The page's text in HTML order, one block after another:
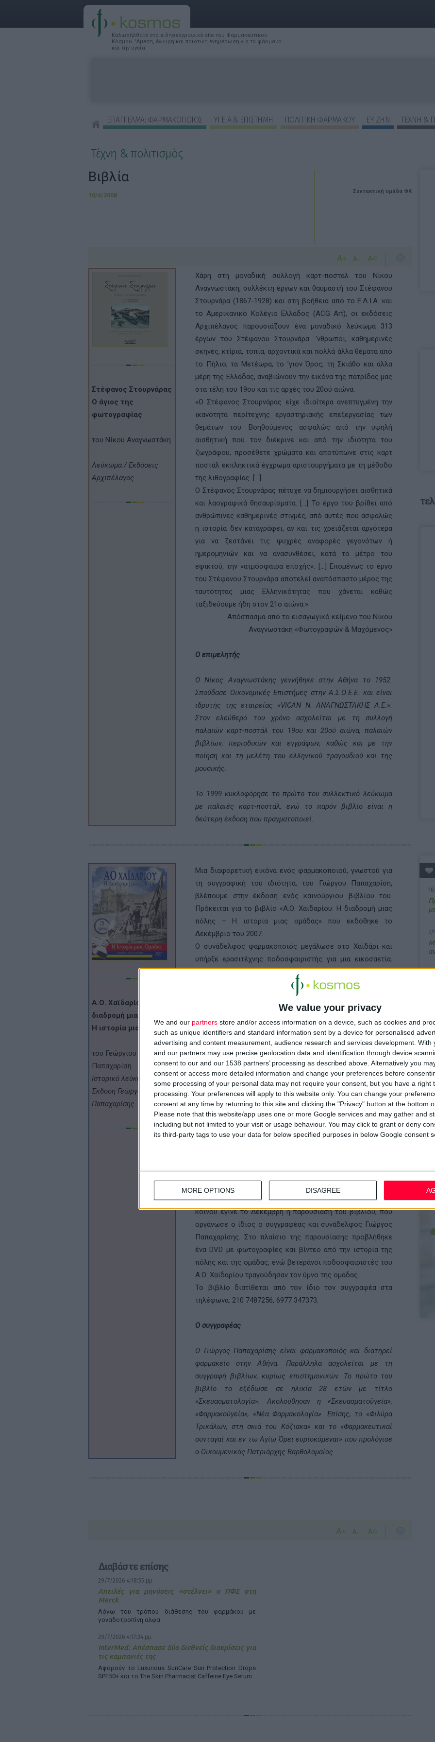
We value your privacy
We and our partners store and/or access information on a device, such as cookies and
such as unique identifiers and standard information sent by a device for personalised
advertising and content measurement, audience research and services development. With
and our partners may use precise geolocation data and identification through device
consent to our and our 1538 partners’ processing as described above. Alternatively you
consent or access more detailed information and change your preferences before
some processing of your personal data may not require your consent, but you have a right
processing. Your preferences will apply to this website only. You can change your
consent at any time by returning to this site and clicking the "Privacy" button at the bottom
Please note that this website/app uses one or more Google services and may gather and
including but not limited to your visit or usage behaviour. You may click to grant or deny
its third-party tags to use your data for below specified purposes in below Google consent
MORE OPTIONS DISAGREE
Καλωσήλθατε στο ειδησεογραφικό site του Φαρμακευτικού
Κόσμου. 'Αμεση, έγκυρη και ποιοτική ενημέρωση για το φάρμακο
και την υγεία.
ΕΠΑΓΓΕΛΜΑ: ΦΑΡΜΑΚΟΠΟΙΟΣ ΥΓΕΙΑ & ΕΠΙΣΤΗΜΗ ΠΟΛΙΤΙΚΗ ΦΑΡΜΑΚΟΥ ΕΥ ΖΗΝ
ΤΕΧΝΗ &
Τέχνη & πολιτισμός
7/
Συντακτική ομάδα ΦΚ
Βιβλία
10/4/2008
Στέφανος Στουρνάρας
Ο άγιος της
φωτογραφίας
του Νίκου Αναγνωστάκη
Λεύκωμα / Εκδόσεις
Αρχιπέλαγος
Χάρη στη μοναδική συλλογή καρτ-ποστάλ του Νίκου
Αναγνωστάκη, συλλέκτη έργων και θαυμαστή του Στέφανου
Στουρνάρα (1867-1928) και στη βοήθεια από το Ε.Λ.Ι.Α. και
το Αμερικανικό Κολέγιο Ελλάδος (ACG Art), οι εκδόσεις
Αρχιπέλαγος παρουσιάζουν ένα μοναδικό λεύκωμα 313
έργων του Στέφανου Στουρνάρα. ’νθρωποι, καθημερινές
σκηνές, κτίρια, τοπία, αρχοντικά και πολλά άλλα θέματα από
το Πήλιο, τα Μετέωρα, το ’γιον Όρος, τη Σκιάθο και άλλα
μέρη της Ελλάδας, αναβιώνουν την εικόνα της πατρίδας μας
στα τέλη του 19ου και τις αρχές του 20ού αιώνα.
«Ο Στέφανος Στουρνάρας είχε ιδιαίτερα ανεπτυγμένη την
ικανότητα περίτεχνης εργαστηριακής επεξεργασίας των
θεμάτων του. Βοηθούμενος ασφαλώς από την υψηλή
αισθητική που τον διέκρινε και από την ιδιότητα του
ζωγράφου, προσέθετε χρώματα και αποτύπωνε στις καρτ
ποστάλ εκπληκτικά έγχρωμα αριστουργήματα με τη μέθοδο
της λιθογραφίας. […]
Ο Στέφανος Στουρνάρας πέτυχε να δημιουργήσει αισθητικά
και λαογραφικά θησαυρίσματα. […] Το έργο του βρίθει από
ανθρώπινες καθημερινές στιγμές, από αυτές που ασφαλώς
η ιστορία δεν καταγράφει, αν και τις χρειάζεται αργότερα
για να ζεστάνει τις ψυχρές αναφορές γεγονότων ή
ημερομηνιών και να ανασυνθέσει, κατά το μέτρο του
εφικτού, την «ατμόσφαιρα εποχής». […] Επομένως το έργο
του Στέφανου Στουρνάρα αποτελεί αναπόσπαστο μέρος της
ταυτότητας μιας Ελληνικότητας που χάνεται καθώς
ταξιδεύουμε ήδη στον 21ο αιώνα.»
Απόσπασμα από το εισαγωγικό κείμενο του Νίκου
Αναγνωστάκη «Φωτογραφών & Μαχόμενος»
O επιμελητής
Ο Νίκος Αναγνωστάκης γεννήθηκε στην Αθήνα το 1952.
Σπούδασε Οικονομικές Επιστήμες στην Α.Σ.Ο.Ε.Ε. και είναι
ιδρυτής της εταιρείας «VICAN N. ΑΝΑΓΝΩΣΤΑΚΗΣ Α.Ε.».
Στον ελεύθερό του χρόνο ασχολείται με τη συλλογή
παλαιών καρτ-ποστάλ του 19ου και 20ού αιώνα, παλαιών
βιβλίων, περιοδικών και εγγράφων, καθώς και με την
ποίηση και τη μελέτη του ελληνικού τραγουδιού και της
μουσικής.
Το 1999 κυκλοφόρησε το πρώτο του συλλεκτικό λεύκωμα
με παλαιές καρτ-ποστάλ, ενώ το παρόν βιβλίο είναι η
δεύτερη έκδοση που πραγματοποιεί.
Α.Ο. Χαϊδαρίου - Η
διαδρομή μιας πόλης -
Η ιστορία μιας ομάδας
του Γεώργιου
Παπαχαρίση
Ιστορικό λεύκωμα /
Έκδοση Γεώργιος
Παπαχαρίσης
Μια διαφορετική εικόνα ενός φαρμακοποιού, γνωστού για
τη συγγραφική του ιδιότητα, του Γιώργου Παπαχαρίση,
βλέπουμε στην έκδοση ενός καινούργιου βιβλίου του.
Πρόκειται για το βιβλίο «Α.Ο. Χαϊδαρίου: Η διαδρομή μιας
πόλης – Η ιστορία μιας ομάδας» που εκδόθηκε το
Δεκέμβριο του 2007.
Ο συνάδελφος φαρμακοποιός μεγάλωσε στο Χαϊδάρι και
υπήρξε ερασιτέχνης ποδοσφαιριστής για μια εικοσαετία.
Την αγάπη του αυτή για το ποδόσφαιρο αλλά και για την
πόλη που έζησε την αποτύπωσε στην έκδοση του παρόντος
βιβλίου, μια πολύ κοπιαστική εργασία που διήρκησε πάνω
από ένα χρόνο και αποδεικνύει ότι οι φαρμακοποιοί είναι
πολυπράγμονες και δεν περιορίζονται μόνο στην επιστήμη
τους.
Μέσα από το βιβλίο παρουσιάζεται και η δημιουργία της
πόλης, η ανάπτυξή της, η κοινωνία της και η δημιουργία της
ομάδας παράλληλα με το κοινωνικό γίγνεσθαι.
Πρόκειται για ένα βιβλίο 245 σελίδων σε πολυτελή
έκδοση, με πλούσιο φωτογραφικό υλικό που «περιποιεί
τιμή» για το ποδόσφαιρο. Το βιβλίο είναι γραμμένο σε
λογοτεχνικό ύφος και ο λόγος του ρέει χωρίς να κουράζει,
γι’ αυτό αποτελεί βιβλίο πρότυπο παρουσίασης ιστορικών
ένα άθλημα αλλά αποτελεί πολιτιστικό στοιχείο που
μπορεί παράλληλα να μοιράσει χαρά, να ενώσει ανθρώπους.
Σε συγκινητική ατμόσφαιρα και παρουσία πολυπληθούς
κοινού έγινε το Δεκέμβρη η παρουσίαση του βιβλίου, που
οργάνωσε ο ίδιος ο συγγραφέας και συνάδελφος Γιώργος
Παπαχαρίσης. Στο πλαίσιο της παρουσίασης προβλήθηκε
ένα DVD με φωτογραφίες και βίντεο από την ιστορία της
πόλης και της ομάδας, ενώ βετεράνοι ποδοσφαιριστές του
Α.Ο. Χαϊδαρίου τραγούδησαν τον ύμνο της ομάδας.
Το βιβλίο διατίθεται από τον ίδιο τον συγγραφέα στα
τηλέφωνα: 210 7487256, 6977 347373.
Ο συγγραφέας
Ο Γιώργος Παπαχαρίσης είναι φαρμακοποιός και διατηρεί
φαρμακείο στην Αθήνα. Παράλληλα ασχολείται με τη
συγγραφή βιβλίων, κυρίως επιστημονικών. Το πρώτο του
βιβλίο το εξέδωσε σε ηλικία 28 ετών με τίτλο
«Σκευασματολογία». Ακολούθησαν η «Σκευασματοϋγεία»,
«Φαρμακοϋγεία», «Νέα Φαρμακολογία». Επίσης, το «Φιλύρα
Τρικάλων, στη σκιά του Κόζιακα» και το «Φαρμακευτικαί
συνταγαί και εν τω Αγίω Όρει ευρισκόμεναι» που προλόγισε
ο Οικουμενικός Πατριάρχης Βαρθολομαίος.
Διαβάστε επίσης
29/7/2026 4:18:55 μμ
Απειλές για μηνύσεις «στέλνει» ο ΠΦΣ στη
Merck
Λόγω του τρόπου διάθεσης του φαρμάκου με
γοναδοτροπίνη αλφα
29/7/2026 4:17:34 μμ
InterMed: Απέσπασε δύο διεθνείς διακρίσεις για
τις καμπανιές της
Αφορούν το Luxurious SunCare Sun Protection Drops
SPF50+ και το The Skin Pharmacist Caffeine Eye Serum